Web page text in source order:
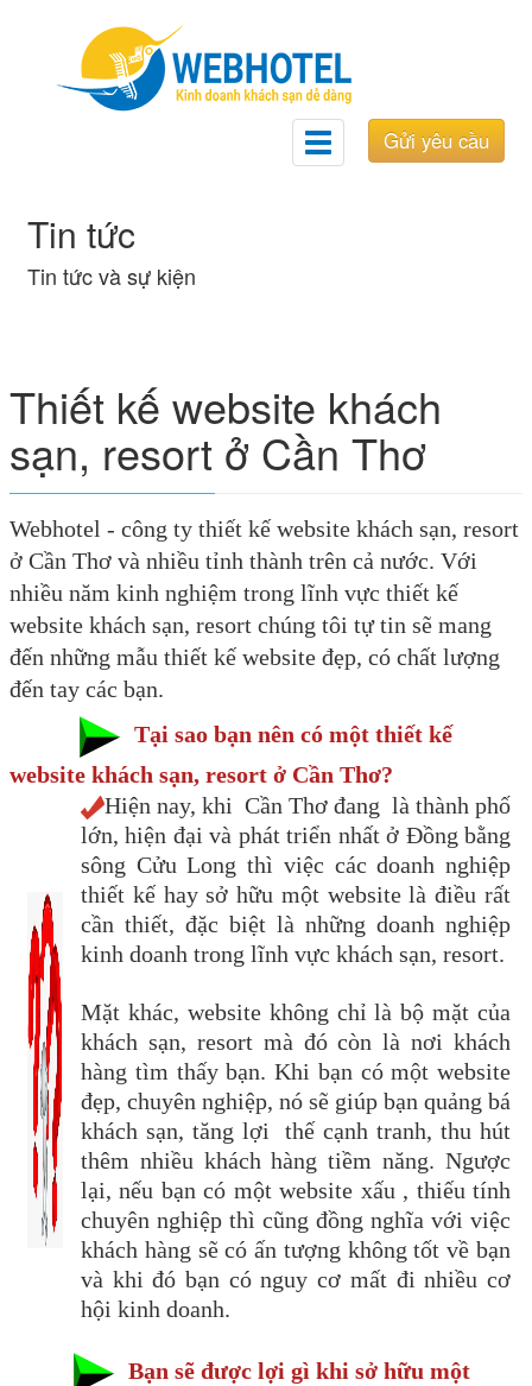
Gửi yêu cầu
Toggle
navigation
Tin tức
Tin tức và sự kiện
Thiết kế website khách
sạn, resort ở Cần Thơ
Webhotel - công ty thiết kế website khách sạn, resort
ở Cần Thơ và nhiều tỉnh thành trên cả nước. Với
nhiều năm kinh nghiệm trong lĩnh vực thiết kế
website khách sạn, resort chúng tôi tự tin sẽ mang
đến những mẫu thiết kế website đẹp, có chất lượng
đến tay các bạn.
Tại sao bạn nên có một thiết kế
website khách sạn, resort ở Cần Thơ?
Hiện nay, khi Cần Thơ đang là thành phố
lớn, hiện đại và phát triển nhất ở Đồng bằng
sông Cửu Long thì việc các doanh nghiệp
thiết kế hay sở hữu một website là điều rất
cần thiết, đặc biệt là những doanh nghiệp
kinh doanh trong lĩnh vực khách sạn, resort.
Mặt khác, website không chỉ là bộ mặt của
khách sạn, resort mà đó còn là nơi khách
hàng tìm thấy bạn. Khi bạn có một website
đẹp, chuyên nghiệp, nó sẽ giúp bạn quảng bá
khách sạn, tăng lợi thế cạnh tranh, thu hút
thêm nhiều khách hàng tiềm năng. Ngược
lại, nếu bạn có một website xấu , thiếu tính
chuyên nghiệp thì cũng đồng nghĩa với việc
khách hàng sẽ có ấn tượng không tốt về bạn
và khi đó bạn có nguy cơ mất đi nhiều cơ
hội kinh doanh.
Bạn sẽ được lợi gì khi sở hữu một